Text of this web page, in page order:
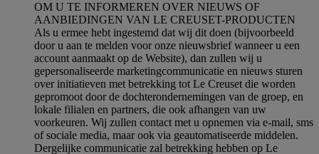
OM U TE INFORMEREN OVER NIEUWS OF
AANBIEDINGEN VAN LE CREUSET-PRODUCTEN
Als u ermee hebt ingestemd dat wij dit doen (bijvoorbeeld
door u aan te melden voor onze nieuwsbrief wanneer u een
account aanmaakt op de Website), dan zullen wij u
gepersonaliseerde marketingcommunicatie en nieuws sturen
over initiatieven met betrekking tot Le Creuset die worden
gepromoot door de dochterondernemingen van de groep, en
lokale filialen en partners, die ook afhangen van uw
voorkeuren. Wij zullen contact met u opnemen via e-mail, sms
of sociale media, maar ook via geautomatiseerde middelen.
Dergelijke communicatie zal betrekking hebben op Le